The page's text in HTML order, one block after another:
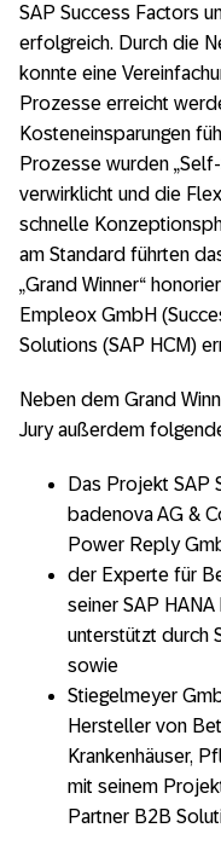
SAP Success Factors
erfolgreich. Durch die
konnte eine
Prozesse erreicht
Kosteneinsparungen
Prozesse wurden
verwirklicht und die
schnelle
am Standard führten
„Grand Winner“
Empleox GmbH
Solutions (SAP HCM)
Neben dem Grand
Jury außerdem
Das Projekt SAP
badenova AG &
Power Reply
der Experte für
seiner SAP
unterstützt durch
sowie
Stiegelmeyer
Hersteller von
Krankenhäuser,
mit seinem
Partner B2B